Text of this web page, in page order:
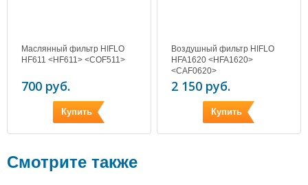
Маслянный фильтр HIFLO
HF611 <HF611> <COF511>
700 руб.
Купить
Воздушный фильтр HIFLO
HFA1620 <HFA1620>
<CAF0620>
2 150 руб.
Купить
Смотрите также